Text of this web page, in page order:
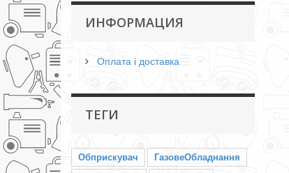
ИНФОРМАЦИЯ
Оплата і доставка
ТЕГИ
Обприскувач
ГазовеОбладнання